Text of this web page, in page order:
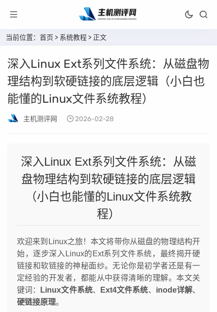
当前位置： 首页 > 系统教程 > 正文
深入Linux Ext系列文件系统：从磁盘物
理结构到软硬链接的底层逻辑（小白也
能懂的Linux文件系统教程）
主机测评网 2026-02-28
深入Linux Ext系列文件系统：从磁
盘物理结构到软硬链接的底层逻辑
（小白也能懂的Linux文件系统教
程）
欢迎来到Linux之旅！本文将带你从磁盘的物理结构开
始，逐步深入Linux的Ext系列文件系统，最终揭开硬
链接和软链接的神秘面纱。无论你是初学者还是有一
定经验的开发者，都能从中获得清晰的理解。本文关
键词：
Linux文件系统、 Ext4文件系统、 inode详解、
硬链接原理。